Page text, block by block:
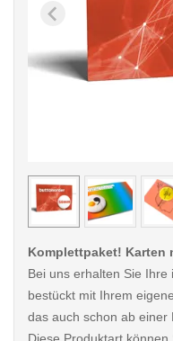
< /picture>
Komplettpaket! Karten
Bei uns erhalten Sie
bestückt mit Ihrem
das auch schon ab einer